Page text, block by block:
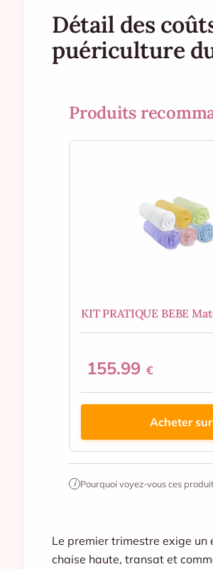
Détail des
puériculture
Produits
KIT PRATIQUE BEBE
155.99 €
Acheter
i Pourquoi voyez-vous ces
Le premier trimestre exige
chaise haute, transat et